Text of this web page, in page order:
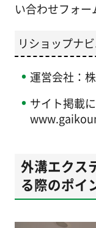
い合わせフォー
リショップナ
運営会社：
サイト掲載
外溝エクス
る際のポイ